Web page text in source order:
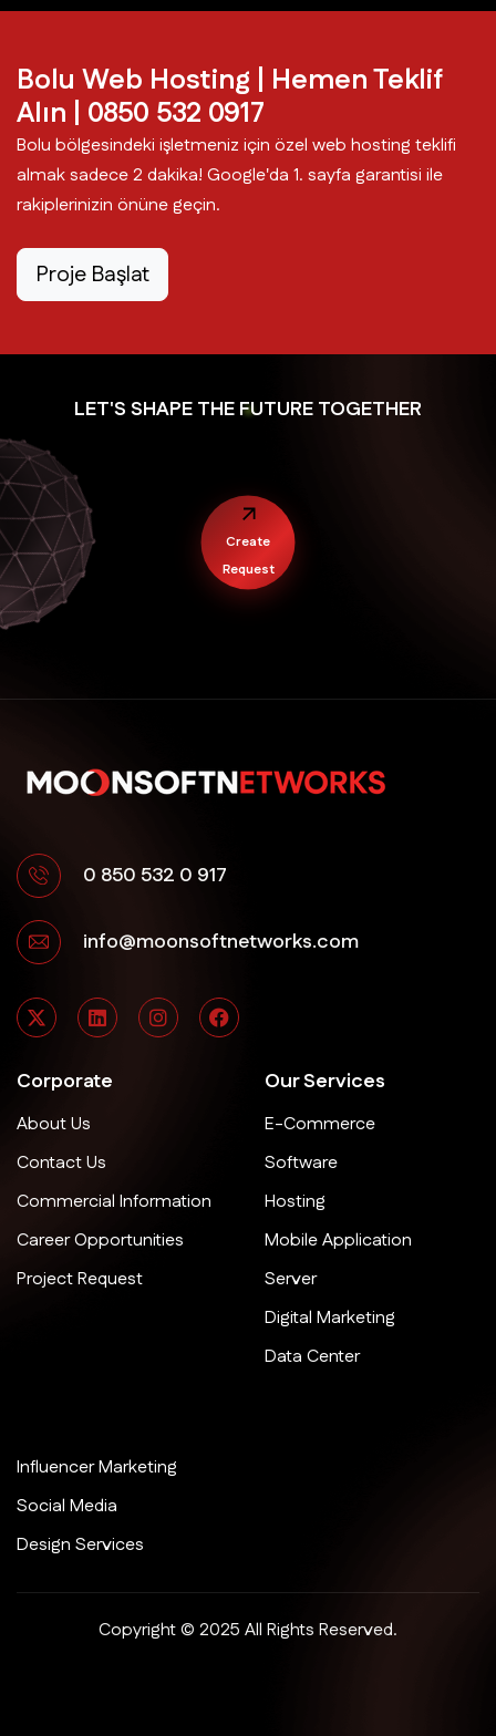
Bolu Web Hosting | Hemen Teklif
Alın | 0850 532 0917
Bolu bölgesindeki işletmeniz için özel web hosting teklifi
almak sadece 2 dakika! Google'da 1. sayfa garantisi ile
rakiplerinizin önüne geçin.
Proje Başlat
LET'S SHAPE THE FUTURE TOGETHER
Create
Request
0 850 532 0 917
info@moonsoftnetworks.com
Corporate
About Us
Contact Us
Commercial Information
Career Opportunities
Project Request
Our Services
E-Commerce
Software
Hosting
Mobile Application
Server
Digital Marketing
Data Center
Influencer Marketing
Social Media
Design Services
Copyright © 2025 All Rights Reserved.